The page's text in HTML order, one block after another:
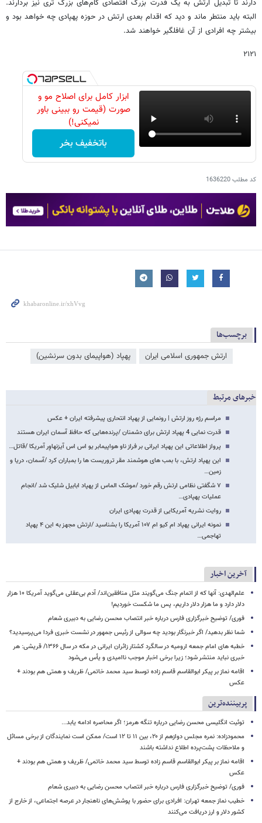
دارند تا تبدیل ارتش به یک قدرت بزرگ اقتصادی گام‌های بزرگ تری نیز بردارند.
البته باید منتطر ماند و دید که اقدام بعدی ارتش در حوزه پهپادی چه خواهد بود و
بیشتر چه افرادی از آن غافلگیر خواهند شد.
۲۱۲۱
ابزار کامل برای اصلاح مو و
صورت (قیمت رو ببینی باور
نمیکنی!)
باتخفیف بخر
کد مطلب1636220
برچسب‌ها
ارتش جمهوری اسلامی ایران پهپاد (هواپیمای بدون سرنشین)
خبرهای مرتبط
مراسم رژه روز ارتش | رونمایی از پهپاد انتحاری پیشرفته ایران + عکس
قدرت نمایی 4 پهپاد ارتش برای دشمنان /پرنده‌هایی که حافظ آسمان ایران هستند
پرواز اطلاعاتی این پهپاد ایرانی بر فراز ناو هواپیمابر یو اس اس آیزنهاوِر آمریکا /قاتل…
این پهپاد ارتش، با بمب های هوشمند مقر تروریست ها را بمباران کرد /آسمان، دریا و
زمین…
۷ شگفتی نظامی ارتش رقم خورد /موشک الماس از پهپاد ابابیل شلیک شد /انجام
عملیات پهپادی…
روایت نشریه آمریکایی از قدرت پهپادی ایران
نمونه ایرانی پهپاد ام کیو ام ۱۰۷ آمریکا را بشناسید /ارتش مجهز به این ۴ پهپاد
تهاجمی…
آخرین اخبار
علم‌الهدی: آنها که از اتمام جنگ می‌گویند مثل منافقین‌اند/ آدم بی‌عقلی می‌گوید آمریکا ۱۰ هزار
دلار دارد و ما هزار دلار داریم، پس ما شکست خوردیم!
فوری/ توضیح خبرگزاری فارس درباره خبر انتصاب محسن رضایی به دبیری شعام
شما نظر بدهید/ اگر خبرنگار بودید چه سوالی از رئیس جمهور در نشست خبری فردا می‌پرسیدید؟
خطبه های امام جمعه ارومیه در سالگرد کشتار زائران ایرانی در مکه در سال ۱۳۶۶/ قریشی: هر
خبری نباید منتشر شود؛ زیرا برخی اخبار موجب ناامیدی و یأس می‌شود
اقامه نماز بر پیکر ابوالقاسم قاسم زاده توسط سید محمد خاتمی/ ظریف و همتی هم بودند +
عکس
پربیننده‌ترین
توئیت انگلیسی محسن رضایی درباره تنگه هرمز؛ اگر محاصره ادامه یابد...
محمودزاده: نمره مجلس دوازهم از ۲۰، بین ۱۱ تا ۱۲ است/ ممکن است نمایندگان از برخی مسائل
و ملاحظات پشت‌پرده اطلاع نداشته باشند
اقامه نماز بر پیکر ابوالقاسم قاسم زاده توسط سید محمد خاتمی/ ظریف و همتی هم بودند +
عکس
فوری/ توضیح خبرگزاری فارس درباره خبر انتصاب محسن رضایی به دبیری شعام
خطیب نماز جمعه تهران: افرادی برای حضور با پوشش‌های ناهنجار در عرصه اجتماعی، از خارج از
کشور دلار و ارز دریافت می‌کنند